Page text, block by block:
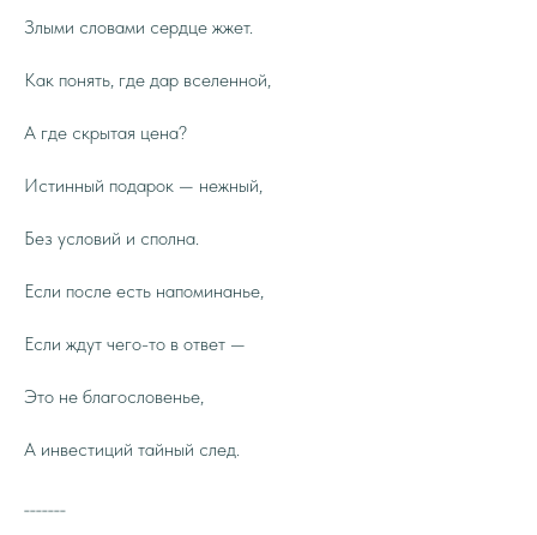
Злыми словами сердце жжет.
Как понять, где дар вселенной,
А где скрытая цена?
Истинный подарок — нежный,
Без условий и сполна.
Если после есть напоминанье,
Если ждут чего-то в ответ —
Это не благословенье,
А инвестиций тайный след.